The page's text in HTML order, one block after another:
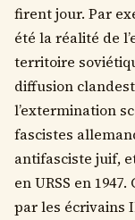
firent jour. Par
été la réalité de
territoire
diffusion
l’extermination
fascistes
antifasciste juif,
en URSS en
par les écrivains